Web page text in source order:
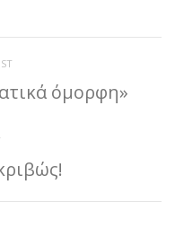
όμορφη»